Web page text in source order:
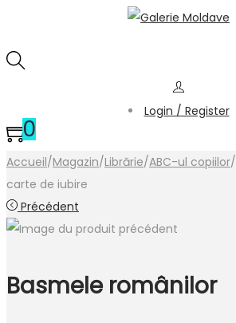
Login / Register
0
Accueil/Magazin/Librărie/ABC-ul copiilor/
carte de iubire
Précédent
Basmele românilor